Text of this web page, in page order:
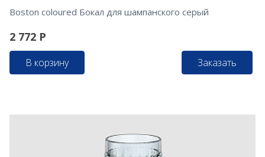
Boston coloured Бокал для шампанского серый
2 772 Р
В корзину Заказать